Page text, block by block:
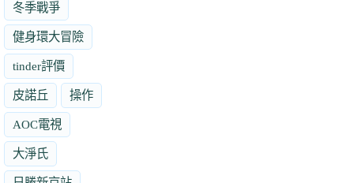
冬季戰爭
健身環大冒險
tinder評價
皮諾丘 操作
AOC電視
大淨氏